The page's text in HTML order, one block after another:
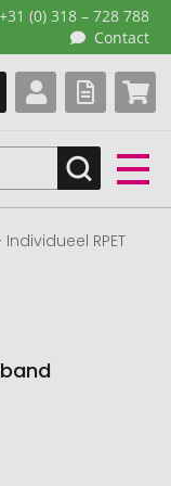
+31 (0) 318 – 728 788
Contact
Individueel RPET